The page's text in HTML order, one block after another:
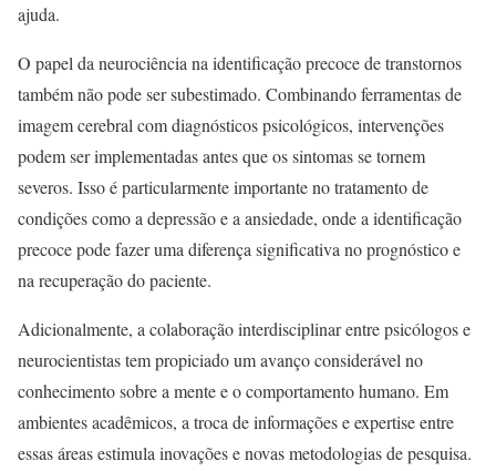
ajuda.
O papel da neurociência na identificação precoce de transtornos
também não pode ser subestimado. Combinando ferramentas de
imagem cerebral com diagnósticos psicológicos, intervenções
podem ser implementadas antes que os sintomas se tornem
severos. Isso é particularmente importante no tratamento de
condições como a depressão e a ansiedade, onde a identificação
precoce pode fazer uma diferença significativa no prognóstico e
na recuperação do paciente.
Adicionalmente, a colaboração interdisciplinar entre psicólogos e
neurocientistas tem propiciado um avanço considerável no
conhecimento sobre a mente e o comportamento humano. Em
ambientes acadêmicos, a troca de informações e expertise entre
essas áreas estimula inovações e novas metodologias de pesquisa.